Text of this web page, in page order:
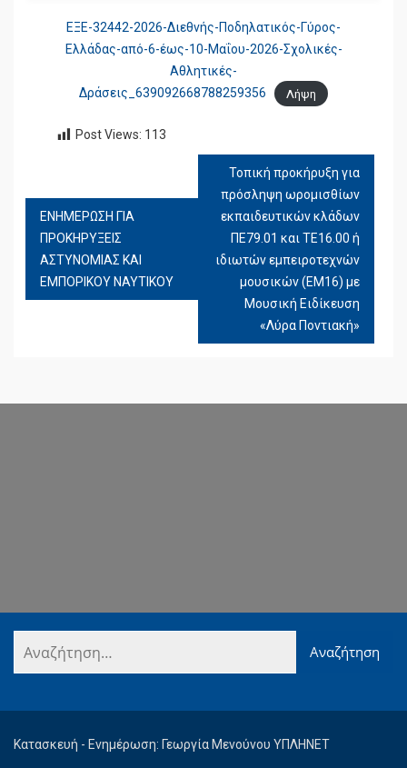
ΕΞΕ-32442-2026-Διεθνής-Ποδηλατικός-Γύρος-
Ελλάδας-από-6-έως-10-Μαΐου-2026-Σχολικές-
Αθλητικές-
Δράσεις_639092668788259356
Λήψη
Post Views: 113
ΆΡΘΡΩΝ
ΕΝΗΜΕΡΩΣΗ ΓΙΑ
ΠΡΟΚΗΡΥΞΕΙΣ
ΑΣΤΥΝΟΜΙΑΣ ΚΑΙ
ΕΜΠΟΡΙΚΟΥ ΝΑΥΤΙΚΟΥ
Τοπική προκήρυξη για
πρόσληψη ωρομισθίων
εκπαιδευτικών κλάδων
ΠΕ79.01 και ΤΕ16.00 ή
ιδιωτών εμπειροτεχνών
μουσικών (ΕΜ16) με
Μουσική Ειδίκευση
«Λύρα Ποντιακή»
Κατασκευή - Ενημέρωση: Γεωργία Μενούνου ΥΠΛΗΝΕΤ